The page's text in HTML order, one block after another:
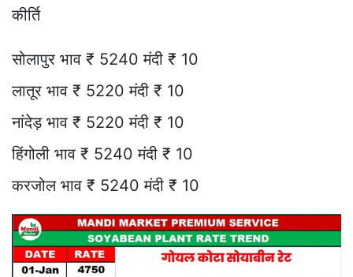
कीर्ति
सोलापुर भाव ₹ 5240 मंदी ₹ 10
लातूर भाव ₹ 5220 मंदी ₹ 10
नांदेड़ भाव ₹ 5220 मंदी ₹ 10
हिंगोली भाव ₹ 5240 मंदी ₹ 10
करजोल भाव ₹ 5240 मंदी ₹ 10